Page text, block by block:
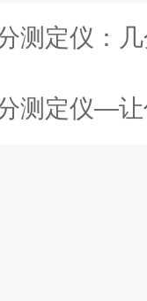
仪：几分钟出结
定仪—让你的